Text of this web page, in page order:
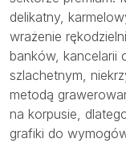
delikatny,
wrażenie
banków, kancelarii
szlachetnym,
metodą
na korpusie,
grafiki do